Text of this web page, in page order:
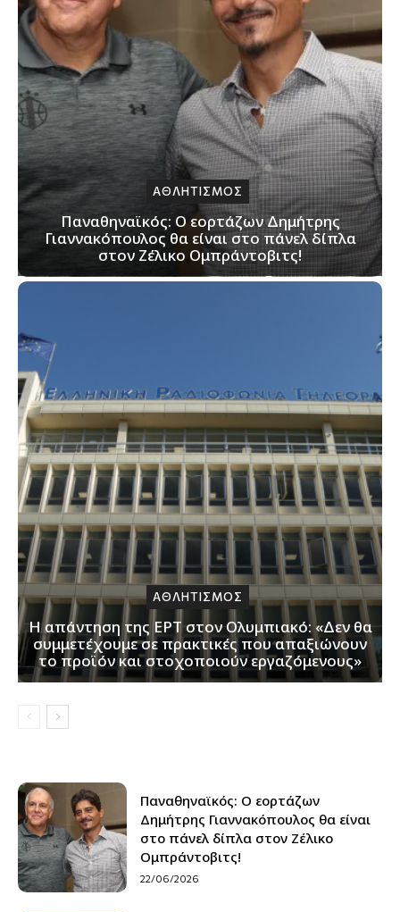
ΑΘΛΗΤΙΣΜΟΣ
Παναθηναϊκός: Ο εορτάζων Δημήτρης
Γιαννακόπουλος θα είναι στο πάνελ δίπλα
στον Ζέλικο Ομπράντοβιτς!
ΑΘΛΗΤΙΣΜΟΣ
Η απάντηση της ΕΡΤ στον Ολυμπιακό: «Δεν θα
συμμετέχουμε σε πρακτικές που απαξιώνουν
το προϊόν και στοχοποιούν εργαζόμενους»
Παναθηναϊκός: Ο εορτάζων
Δημήτρης Γιαννακόπουλος θα είναι
στο πάνελ δίπλα στον Ζέλικο
Ομπράντοβιτς!
22/06/2026